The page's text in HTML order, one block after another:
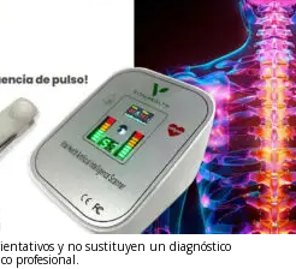
y no sustituyen un diagnóstico
profesional.